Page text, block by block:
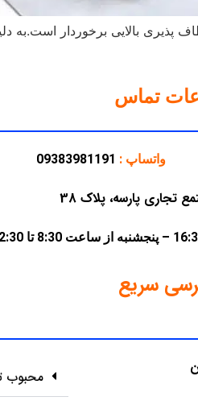
پذیری بالایی برخوردار
تماس
واتساپ : 09383981191
سریع
محبوب